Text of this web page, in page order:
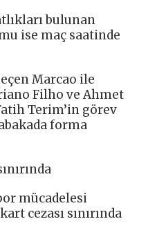
bulunan
ise maç saatinde
Marcao ile
Filho ve Ahmet
Terim’in görev
forma
mücadelesi
cezası sınırında